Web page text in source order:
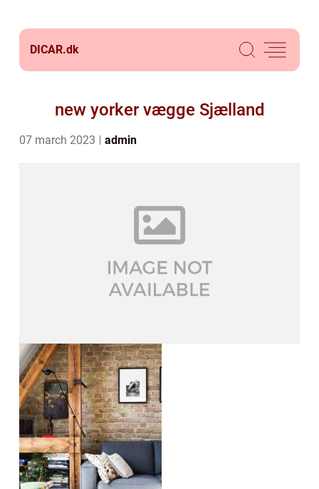
DICAR.dk
new yorker vægge Sjælland
07 march 2023 admin